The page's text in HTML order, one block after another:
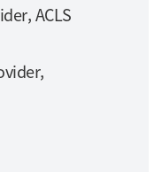
ACLS